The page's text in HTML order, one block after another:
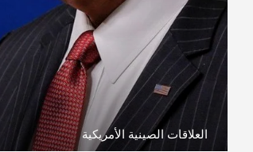
العلاقات الصينية الأمريكية